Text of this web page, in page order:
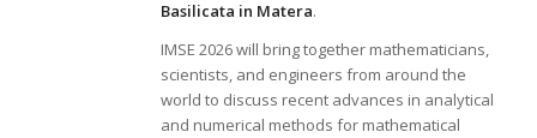
Basilicata in Matera.
IMSE 2026 will bring together mathematicians,
scientists, and engineers from around the
world to discuss recent advances in analytical
and numerical methods for mathematical